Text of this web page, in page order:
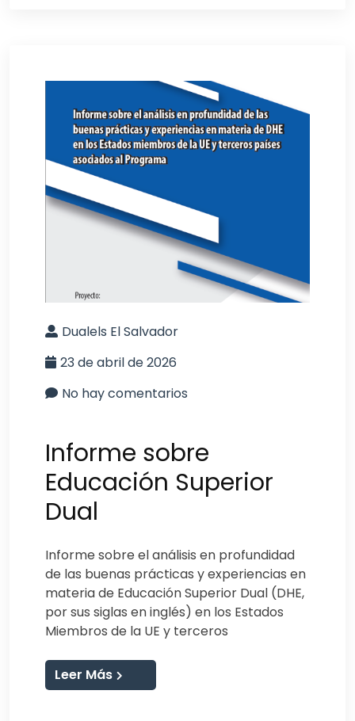
Dualels El Salvador
23 de abril de 2026
No hay comentarios
Informe sobre
Educación Superior
Dual
Informe sobre el análisis en profundidad
de las buenas prácticas y experiencias en
materia de Educación Superior Dual (DHE,
por sus siglas en inglés) en los Estados
Miembros de la UE y terceros
Leer Más